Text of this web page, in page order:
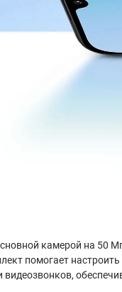
камерой на 50
помогает
видеозвонков,